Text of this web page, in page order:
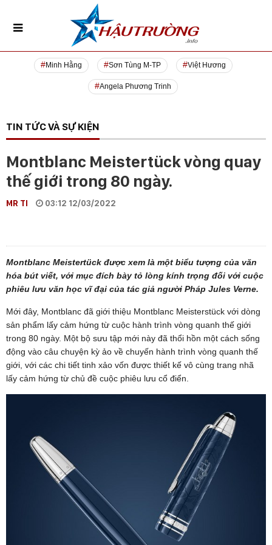
Minh Hằng Sơn Tùng M-TP Việt Hương
Angela Phương Trinh
TIN TỨC VÀ SỰ KIỆN
Montblanc Meistertück vòng quay
thế giới trong 80 ngày.
MR TI 03:12 12/03/2022
Montblanc Meistertück được xem là một biểu tượng của văn
hóa bút viết, với mục đích bày tỏ lòng kính trọng đối với cuộc
phiêu lưu văn học vĩ đại của tác giả người Pháp Jules Verne.
Mới đây, Montblanc đã giới thiệu Montblanc Meisterstück với dòng
sản phẩm lấy cảm hứng từ cuộc hành trình vòng quanh thế giới
trong 80 ngày. Một bộ sưu tập mới này đã thổi hồn một cách sống
động vào câu chuyện kỳ ảo về chuyến hành trình vòng quanh thế
giới, với các chi tiết tinh xảo vốn được thiết kế vô cùng trang nhã
lấy cảm hứng từ chủ đề cuộc phiêu lưu cổ điển.